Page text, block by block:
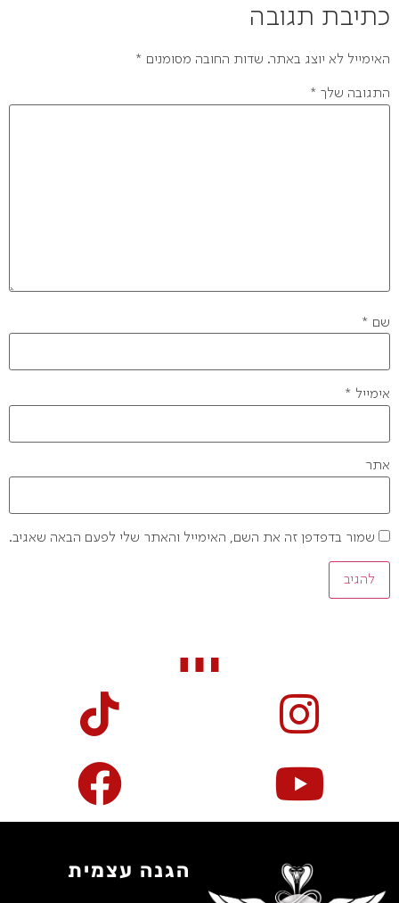
כתיבת תגובה
האימייל לא יוצג באתר. שדות החובה מסומנים *
התגובה שלך *
שם *
אימייל *
אתר
שמור בדפדפן זה את השם, האימייל והאתר שלי לפעם הבאה שאגיב.
הגנה עצמית